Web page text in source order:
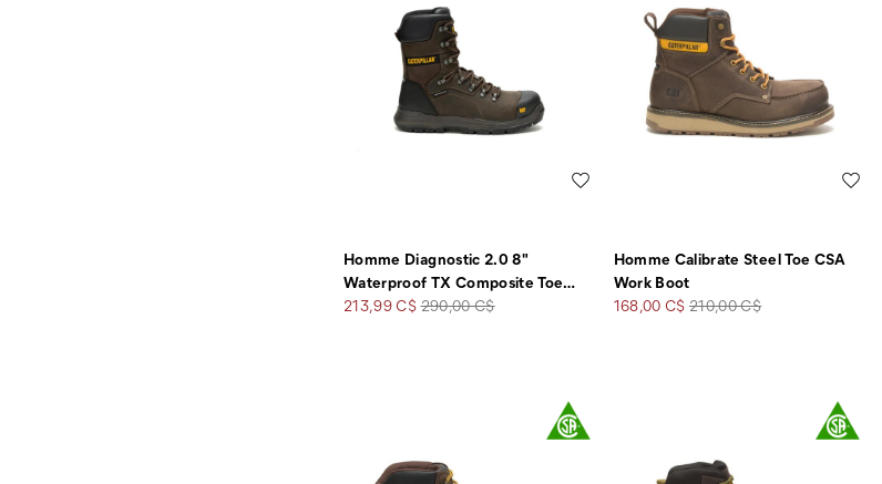
Homme Diagnostic 2.0 8"
Waterproof TX Composite Toe…
Prix
213,99 C$Prix
290,00 C$
Homme Calibrate Steel Toe CSA
Work Boot
Prix
168,00 C$ Prix
210,00 C$